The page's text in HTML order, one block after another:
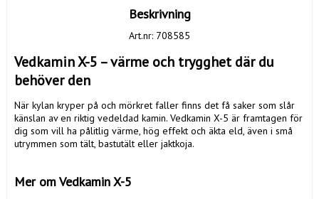
Beskrivning
Art.nr: 708585
Vedkamin X-5 – värme och trygghet där du
behöver den
När kylan kryper på och mörkret faller finns det få saker som slår
känslan av en riktig vedeldad kamin. Vedkamin X-5 är framtagen för
dig som vill ha pålitlig värme, hög effekt och äkta eld, även i små
utrymmen som tält, bastutält eller jaktkoja.
Mer om Vedkamin X-5